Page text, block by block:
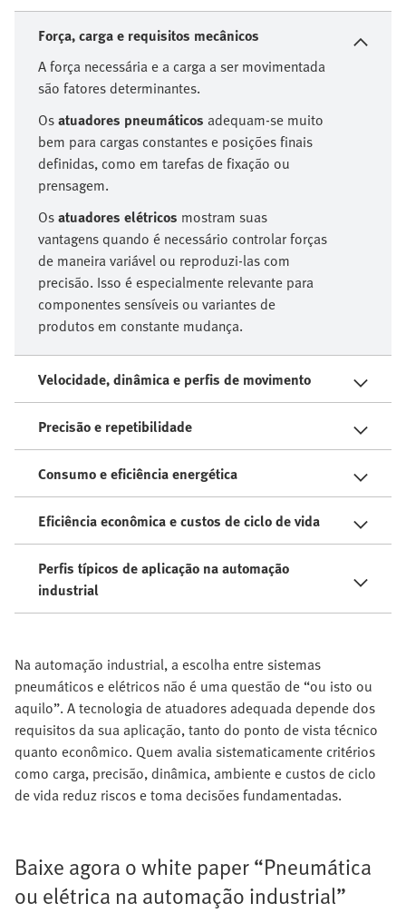
Força, carga e requisitos mecânicos
A força necessária e a carga a ser movimentada
são fatores determinantes.
Osatuadores pneumáticos adequam-se muito
bem para cargas constantes e posições finais
definidas, como em tarefas de fixação ou
prensagem.
Osatuadores elétricos mostram suas
vantagens quando é necessário controlar forças
de maneira variável ou reproduzi-las com
precisão. Isso é especialmente relevante para
componentes sensíveis ou variantes de
produtos em constante mudança.
Velocidade, dinâmica e perfis de movimento
Precisão e repetibilidade
Consumo e eficiência energética
Eficiência econômica e custos de ciclo de vida
Perfis típicos de aplicação na automação
industrial
Na automação industrial, a escolha entre sistemas
pneumáticos e elétricos não é uma questão de “ou isto ou
aquilo”. A tecnologia de atuadores adequada depende dos
requisitos da sua aplicação, tanto do ponto de vista técnico
quanto econômico. Quem avalia sistematicamente critérios
como carga, precisão, dinâmica, ambiente e custos de ciclo
de vida reduz riscos e toma decisões fundamentadas.
Baixe agora o white paper “Pneumática
ou elétrica na automação industrial”